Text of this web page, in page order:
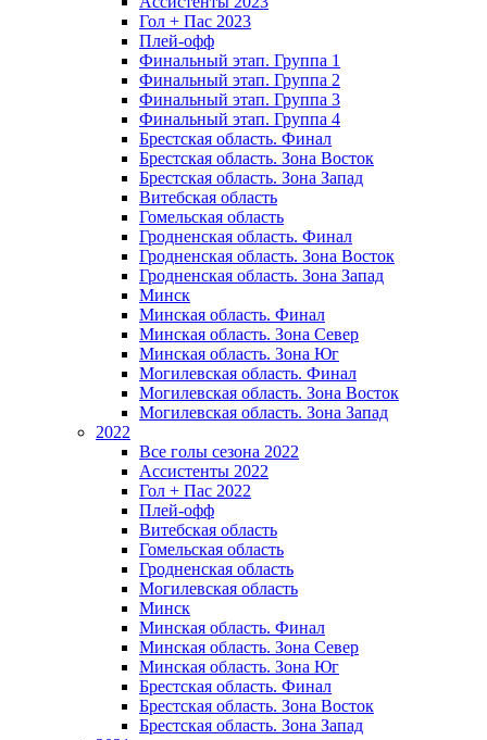
Гол + Пас 2023
Плей-офф
Финальный этап. Группа 1
Финальный этап. Группа 2
Финальный этап. Группа 3
Финальный этап. Группа 4
Брестская область. Финал
Брестская область. Зона Восток
Брестская область. Зона Запад
Витебская область
Гомельская область
Гродненская область. Финал
Гродненская область. Зона Восток
Гродненская область. Зона Запад
Минск
Минская область. Финал
Минская область. Зона Север
Минская область. Зона Юг
Могилевская область. Финал
Могилевская область. Зона Восток
Могилевская область. Зона Запад
2022
Все голы сезона 2022
Ассистенты 2022
Гол + Пас 2022
Плей-офф
Витебская область
Гомельская область
Гродненская область
Могилевская область
Минск
Mинская область. Финал
Минская область. Зона Север
Минская область. Зона Юг
Брестская область. Финал
Брестская область. Зона Восток
Брестская область. Зона Запад